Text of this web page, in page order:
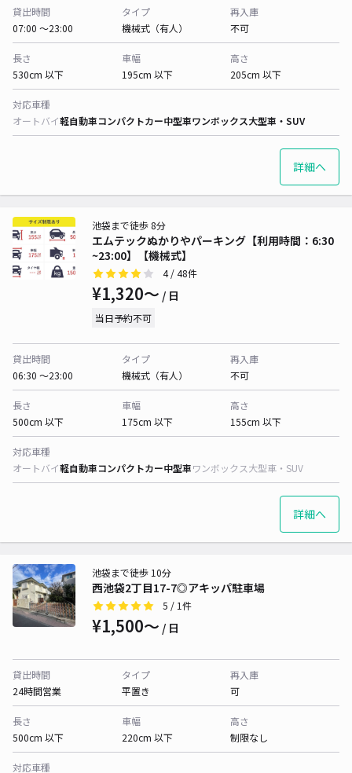
貸出時間
07:00 〜23:00
タイプ
機械式（有人）
再入庫
不可
長さ
530cm 以下
車幅
195cm 以下
高さ
205cm 以下
対応車種
オートバイ軽自動車コンパクトカー中型車ワンボックス大型車・SUV
詳細へ
エムテックぬかりやパーキング【利用時間：6:30
~23:00】【機械式】
池袋まで徒歩 8分
4/ 48件
¥1,320〜 / 日
当日予約不可
貸出時間
06:30 〜23:00
タイプ
機械式（有人）
再入庫
不可
長さ
500cm 以下
車幅
175cm 以下
高さ
155cm 以下
対応車種
オートバイ軽自動車コンパクトカー中型車ワンボックス大型車・SUV
詳細へ
西池袋2丁目17-7◎アキッパ駐車場
池袋まで徒歩 10分
5 / 1件
¥1,500〜 / 日
貸出時間
24時間営業
タイプ
平置き
再入庫
可
長さ
500cm 以下
車幅
220cm 以下
高さ
制限なし
対応車種